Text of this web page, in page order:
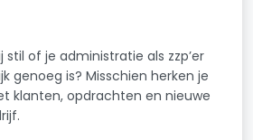
stil of je administratie als zzp’er
genoeg is? Misschien herken je
klanten, opdrachten en nieuwe